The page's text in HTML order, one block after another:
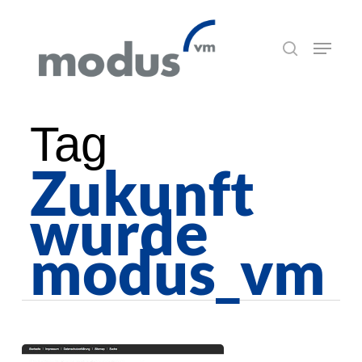
suchen
Menu
Tag
Zukunft
wurde
modus_vm